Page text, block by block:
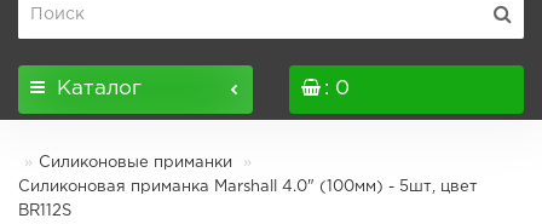
Каталог : 0
Силиконовые приманки
Силиконовая приманка Marshall 4.0" (100мм) - 5шт, цвет
BR112S